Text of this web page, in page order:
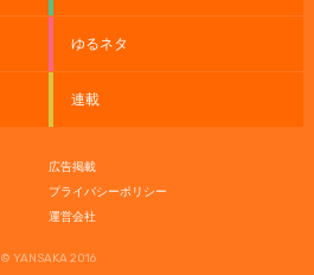
ゆるネタ
連載
広告掲載
プライバシーポリシー
運営会社
© YANSAKA 2016